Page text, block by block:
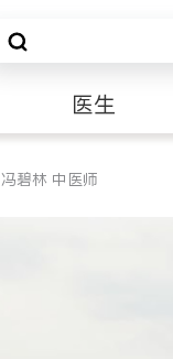
医生
冯碧林 中医师